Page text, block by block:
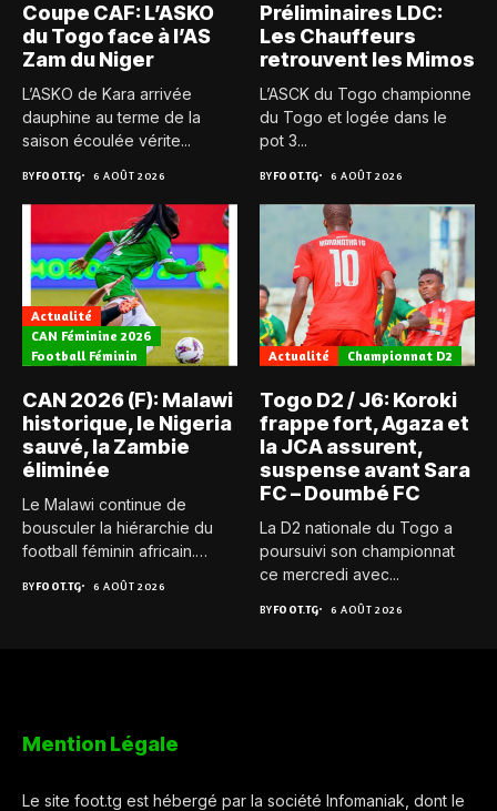
Coupe CAF: L’ASKO
du Togo face à l’AS
Zam du Niger
L’ASKO de Kara arrivée
dauphine au terme de la
saison écoulée vérite...
BYFOOT.TG 6 AOÛT 2026
Préliminaires LDC:
Les Chauffeurs
retrouvent les Mimos
L’ASCK du Togo championne
du Togo et logée dans le
pot 3...
BYFOOT.TG 6 AOÛT 2026
Actualité
CAN Féminine 2026
Football Féminin
CAN 2026 (F): Malawi
historique, le Nigeria
sauvé, la Zambie
éliminée
Le Malawi continue de
bousculer la hiérarchie du
football féminin africain.
BYFOOT.TG 6 AOÛT 2026
Actualité Championnat D2
Togo D2 / J6: Koroki
frappe fort, Agaza et
la JCA assurent,
suspense avant Sara
FC – Doumbé FC
La D2 nationale du Togo a
poursuivi son championnat
ce mercredi avec...
BYFOOT.TG 6 AOÛT 2026
Mention Légale
Le site foot.tg est hébergé par la société Infomaniak, dont le